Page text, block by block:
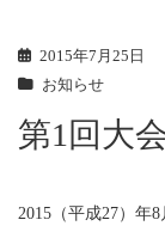
2015年7月25日
お知らせ
第1回大
2015（平成27）年